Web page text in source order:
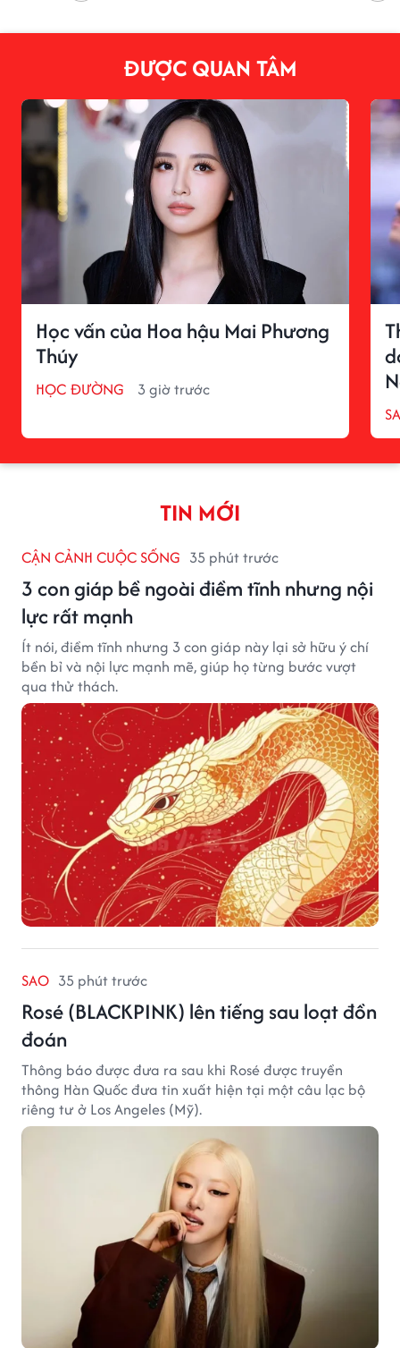
ĐƯỢC QUAN TÂM
Học vấn của Hoa hậu Mai Phương
Thúy
HỌC ĐƯỜNG 3 giờ trước
TIN MỚI
CẬN CẢNH CUỘC SỐNG 35 phút trước
3 con giáp bề ngoài điềm tĩnh nhưng nội
lực rất mạnh
Ít nói, điềm tĩnh nhưng 3 con giáp này lại sở hữu ý chí
bền bỉ và nội lực mạnh mẽ, giúp họ từng bước vượt
qua thử thách.
SAO 35 phút trước
Rosé (BLACKPINK) lên tiếng sau loạt đồn
đoán
Thông báo được đưa ra sau khi Rosé được truyền
thông Hàn Quốc đưa tin xuất hiện tại một câu lạc bộ
riêng tư ở Los Angeles (Mỹ).